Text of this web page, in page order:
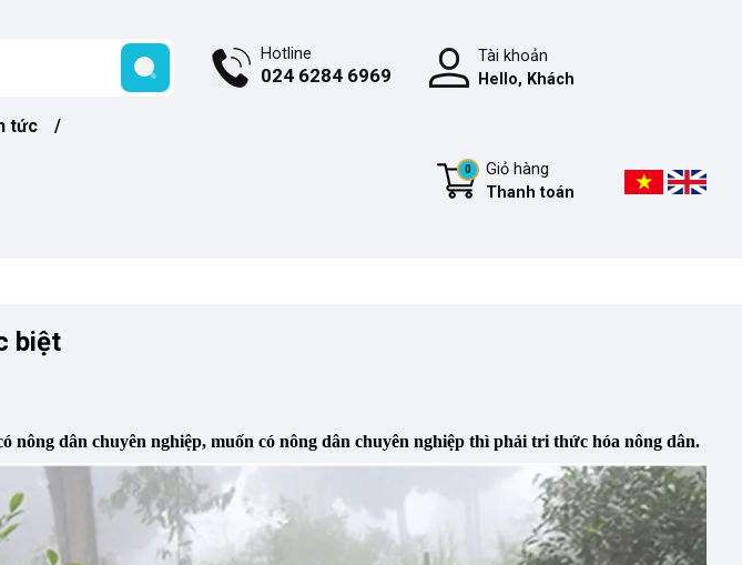
tức
Hotline
024 6284 6969
Tài khoản
Hello, Khách
Giỏ hàng
Thanh toán
0
biệt
nông dân chuyên nghiệp, muốn có nông dân chuyên nghiệp thì phải tri thức hóa nông dân.